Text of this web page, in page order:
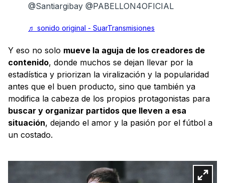
@Santiargibay @PABELLON4OFICIAL
♬ sonido original - SuarTransmisiones
Y eso no solo mueve la aguja de los creadores de
contenido, donde muchos se dejan llevar por la
estadística y priorizan la viralización y la popularidad
antes que el buen producto, sino que también ya
modifica la cabeza de los propios protagonistas para
buscar y organizar partidos que lleven a esa
situación, dejando el amor y la pasión por el fútbol a
un costado.